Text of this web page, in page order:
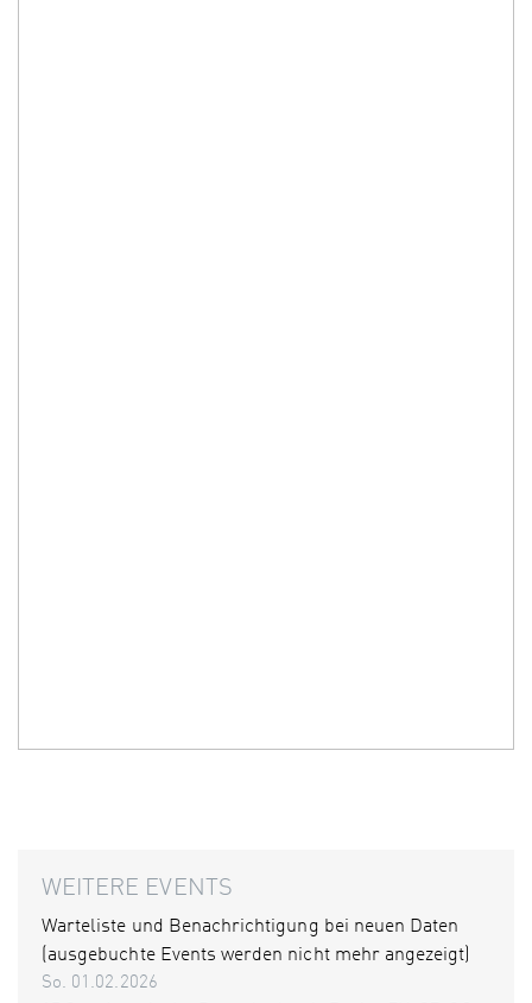
WEITERE EVENTS
Warteliste und Benachrichtigung bei neuen Daten
(ausgebuchte Events werden nicht mehr angezeigt)
So. 01.02.2026